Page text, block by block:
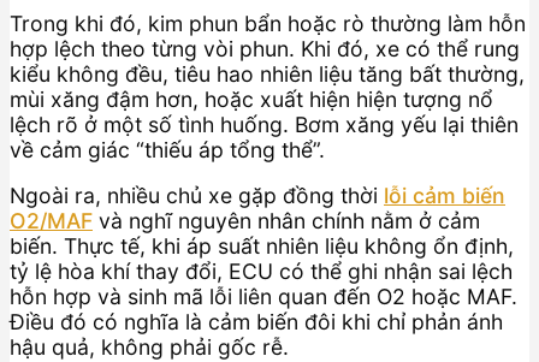
Trong khi đó, kim phun bẩn hoặc rò thường làm hỗn
hợp lệch theo từng vòi phun. Khi đó, xe có thể rung
kiểu không đều, tiêu hao nhiên liệu tăng bất thường,
mùi xăng đậm hơn, hoặc xuất hiện hiện tượng nổ
lệch rõ ở một số tình huống. Bơm xăng yếu lại thiên
về cảm giác “thiếu áp tổng thể”.
Ngoài ra, nhiều chủ xe gặp đồng thời lỗi cảm biến
O2/MAF và nghĩ nguyên nhân chính nằm ở cảm
biến. Thực tế, khi áp suất nhiên liệu không ổn định,
tỷ lệ hòa khí thay đổi, ECU có thể ghi nhận sai lệch
hỗn hợp và sinh mã lỗi liên quan đến O2 hoặc MAF.
Điều đó có nghĩa là cảm biến đôi khi chỉ phản ánh
hậu quả, không phải gốc rễ.